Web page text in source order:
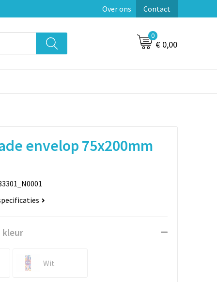
Over ons Contact
0
€ 0,00
envelop 75x200mm
kleur
Wit